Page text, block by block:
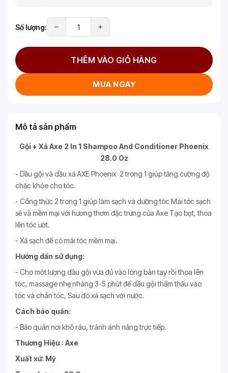
Số lượng:
THÊM VÀO GIỎ HÀNG
MUA NGAY
Mô tả sản phẩm
Gội + Xả Axe 2 In 1 Shampoo And Conditioner Phoenix
28.0 Oz
- Dầu gội và dầu xả AXE Phoenix 2 trong 1 giúp tăng cường độ
chắc khỏe cho tóc.
- Công thức 2 trong 1 giúp làm sạch và dưỡng tóc Mái tóc sạch
sẽ và mềm mại với hương thơm đặc trưng của Axe Tạo bọt, thoa
lên tóc ướt.
- Xả sạch để có mái tóc mềm mại.
Hướng dẩn sử dụng:
- Cho một lượng dầu gội vừa đủ vào lòng bàn tay rồi thoa lên
tóc, massage nhẹ nhàng 3-5 phút để dầu gội thẩm thấu vào
tóc và chân tóc, Sau đó xả sạch với nước.
Cách bảo quản:
- Bảo quản nơi khô ráu, tránh ánh nắng trực tiếp.
Thương Hiệu : Axe
Xuất xứ: Mỹ